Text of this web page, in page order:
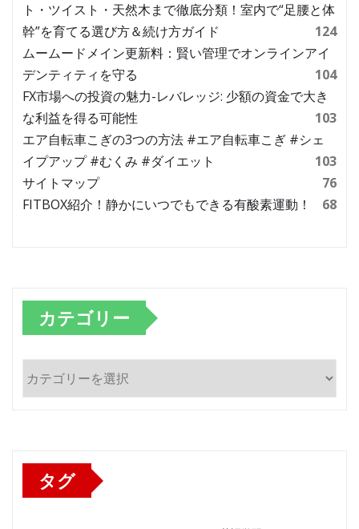
ト・ツイスト・天然木まで徹底分類！室内で“足腰と体
幹”を育てる選び方＆続け方ガイド
124
ムームードメイン更新料：賢い管理でオンラインアイ
デンティティを守る
104
FX市場への投資の魅力-レバレッジ: 少額の資金で大き
な利益を得る可能性
103
エア自転車こぎの3つの方法 #エア自転車こぎ #シェ
イプアップ #むくみ #ダイエット
103
サイトマップ
76
FITBOX紹介！静かにいつでもできる有酸素運動！
68
カテゴリー
テ
タグ